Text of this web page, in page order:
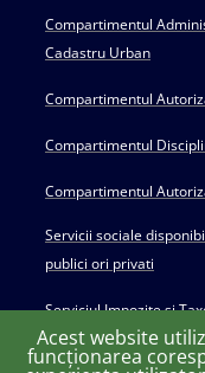
Compartimentul
Cadastru Urban
Compartimentul
Compartimentul
Compartimentul
Servicii sociale
publici ori privati
Serviciul Impozite si
Acest website
funcționarea